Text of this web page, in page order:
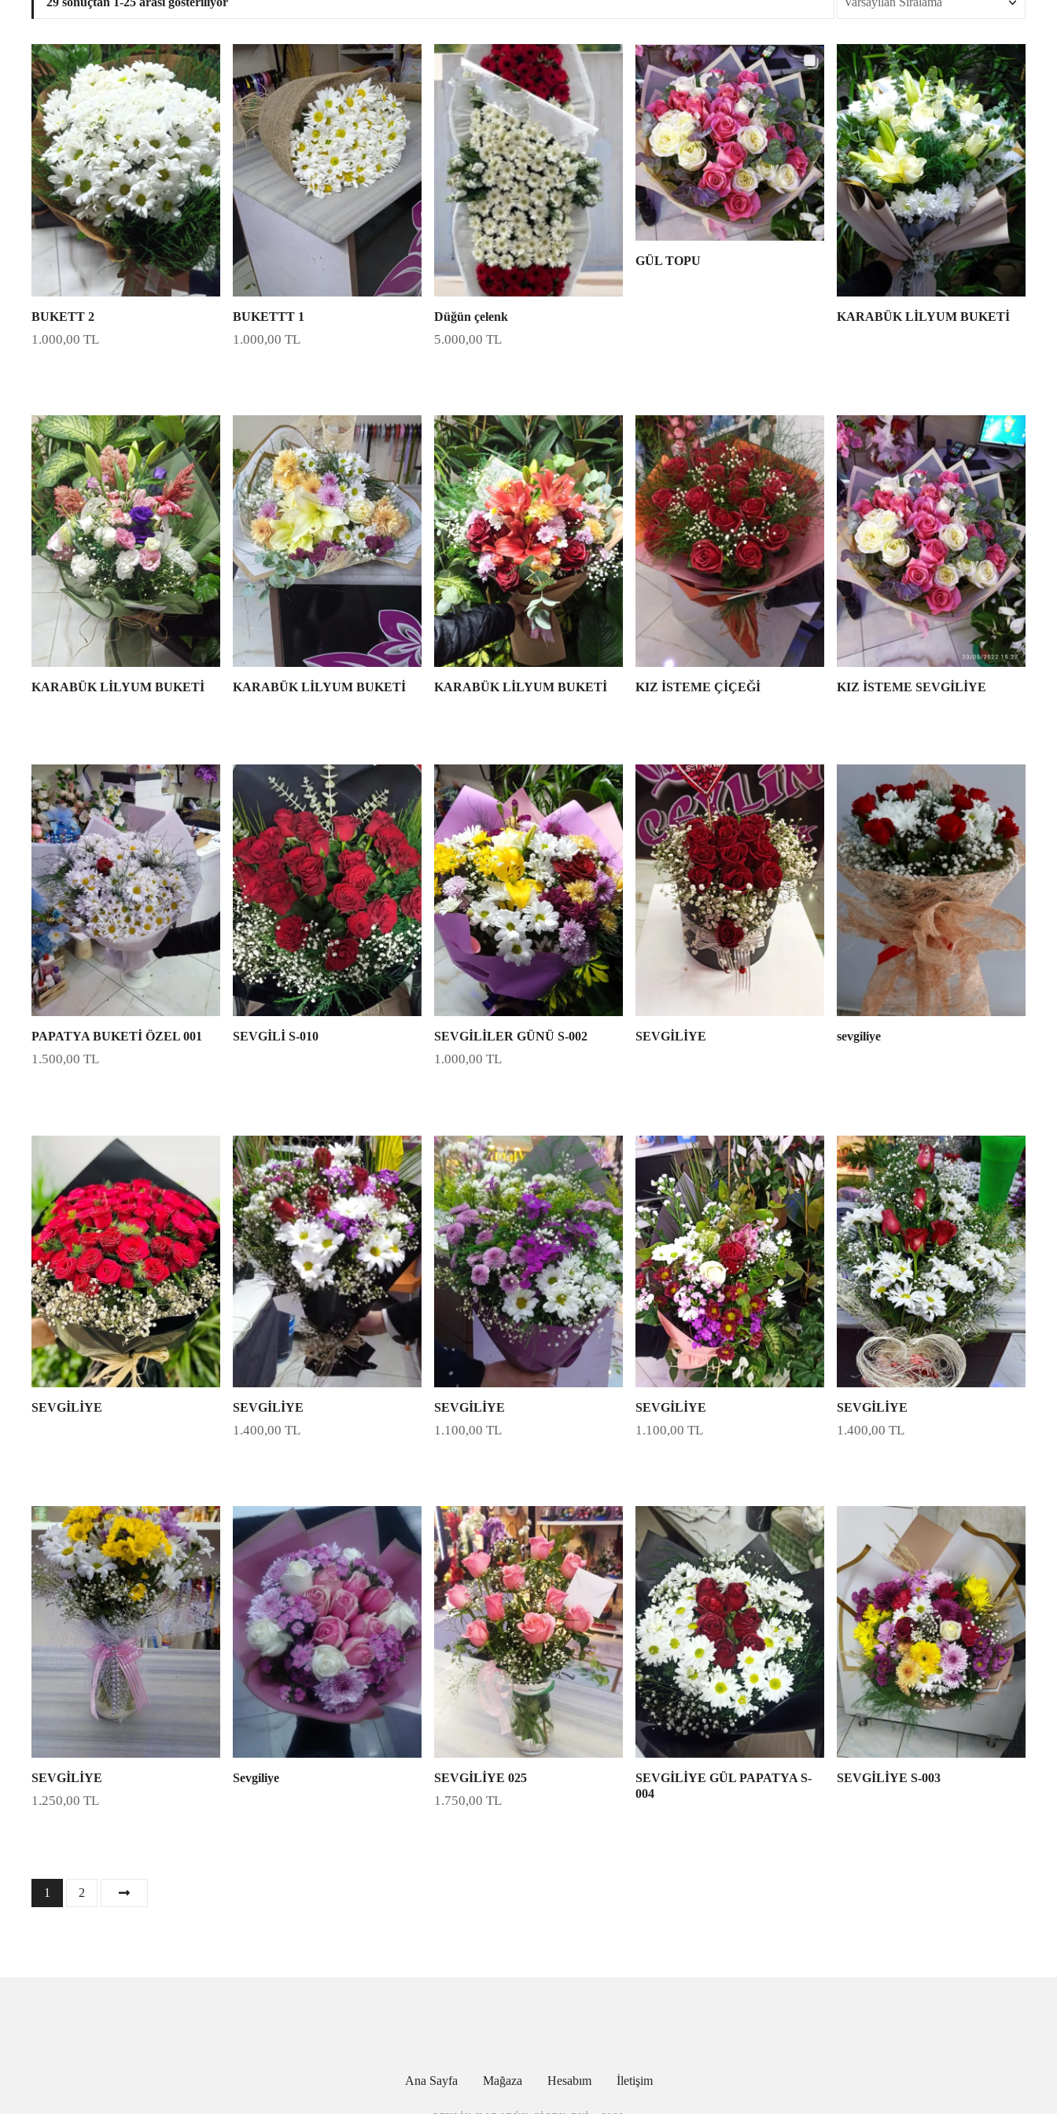
BUKETT 2
1.000,00 TL
BUKETTT 1
1.000,00 TL
Düğün çelenk
5.000,00 TL
GÜL TOPU
KARABÜK LİLYUM BUKETİ
KARABÜK LİLYUM BUKETİ KARABÜK LİLYUM BUKETİ KARABÜK LİLYUM BUKETİ KIZ İSTEME ÇİÇEĞİ KIZ İSTEME SEVGİLİYE
PAPATYA BUKETİ ÖZEL 001
1.500,00 TL
SEVGİLİ S-010 SEVGİLİLER GÜNÜ S-002
1.000,00 TL
SEVGİLİYE sevgiliye
SEVGİLİYE SEVGİLİYE
1.400,00 TL
SEVGİLİYE
1.100,00 TL
SEVGİLİYE
1.100,00 TL
SEVGİLİYE
1.400,00 TL
SEVGİLİYE
1.250,00 TL
Sevgiliye SEVGİLİYE 025
1.750,00 TL
SEVGİLİYE GÜL PAPATYA S-
004
SEVGİLİYE S-003
1 2
Ana Sayfa Mağaza Hesabım İletişim